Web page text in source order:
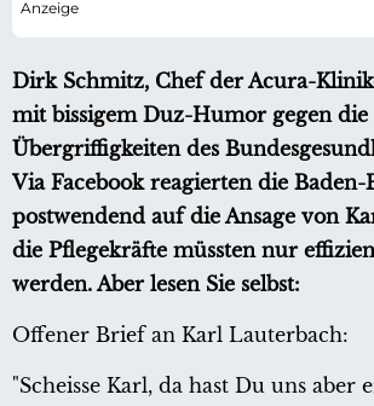
Dirk Schmitz, Chef der Acura-
mit bissigem Duz-Humor gegen die
Übergriffigkeiten des
Via Facebook reagierten die Baden-
postwendend auf die Ansage von
die Pflegekräfte müssten nur
werden. Aber lesen Sie selbst:
Offener Brief an Karl Lauterbach:
"Scheisse Karl, da hast Du uns aber